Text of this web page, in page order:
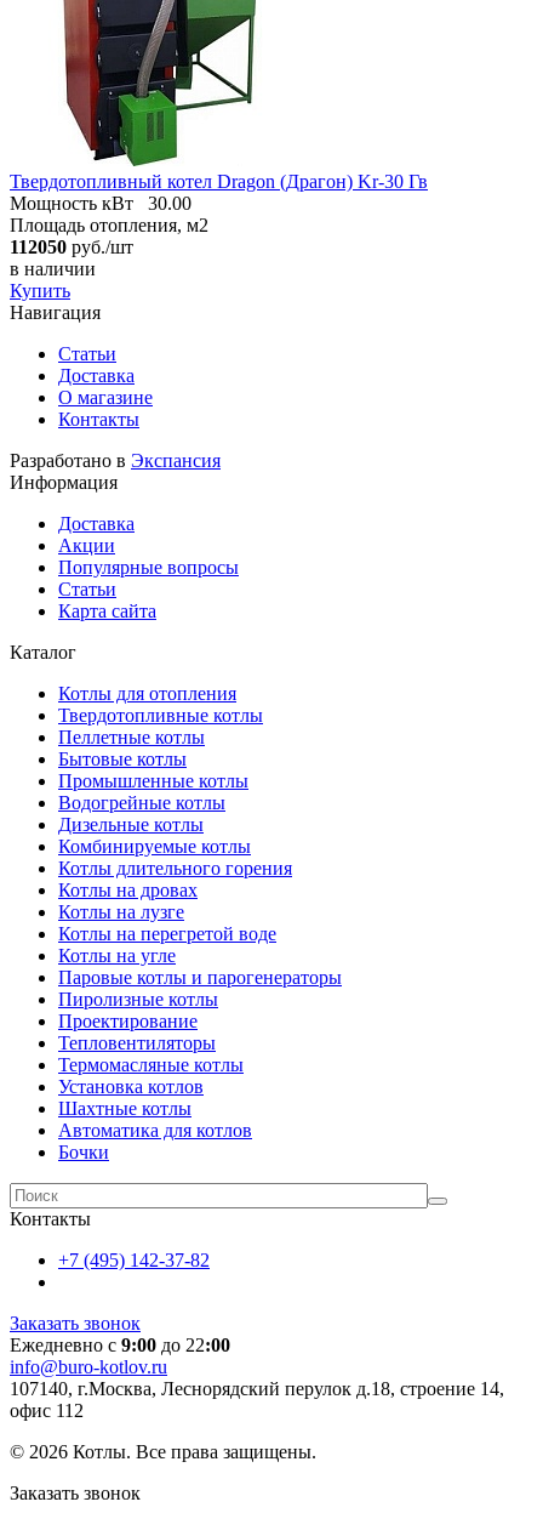
Твердотопливный котел Dragon (Драгон) Kr-30 Гв
Мощность кВт
30.00
Площадь отопления, м2
112050 руб./шт
в наличии
Купить
Навигация
Статьи
Доставка
О магазине
Контакты
Разработано в Экспансия
Информация
Доставка
Акции
Популярные вопросы
Статьи
Карта сайта
Каталог
Котлы для отопления
Твердотопливные котлы
Пеллетные котлы
Бытовые котлы
Промышленные котлы
Водогрейные котлы
Дизельные котлы
Комбинируемые котлы
Котлы длительного горения
Котлы на дровах
Котлы на лузге
Котлы на перегретой воде
Котлы на угле
Паровые котлы и парогенераторы
Пиролизные котлы
Проектирование
Тепловентиляторы
Термомасляные котлы
Установка котлов
Шахтные котлы
Автоматика для котлов
Бочки
Контакты
+7 (495) 142-37-82
Заказать звонок
Ежедневно с 9:00 до 22:00
info@buro-kotlov.ru
107140, г.Москва, Леснорядский перулок д.18, строение 14,
офис 112
© 2026 Котлы. Все права защищены.
Заказать звонок